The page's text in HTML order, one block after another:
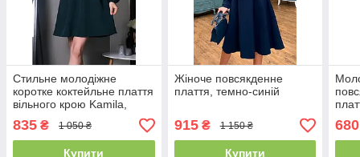
Стильне молодіжне
коротке коктейльне плаття
вільного крою Kamila,
835 ₴ 1 050 ₴
Купити
Жіноче повсякденне
плаття, темно-синій
915₴ 1 150 ₴
Купити
680